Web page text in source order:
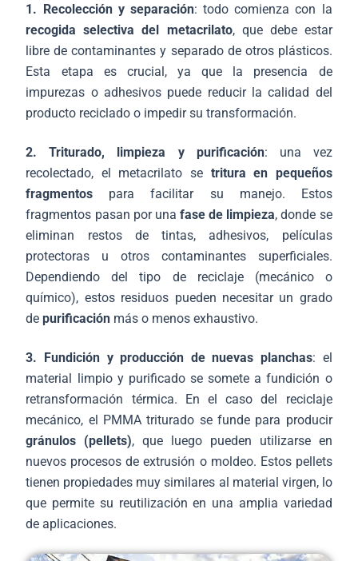
1. Recolección y separación: todo comienza con la
recogida selectiva del metacrilato, que debe estar
libre de contaminantes y separado de otros plásticos.
Esta etapa es crucial, ya que la presencia de
impurezas o adhesivos puede reducir la calidad del
producto reciclado o impedir su transformación.
2. Triturado, limpieza y purificación: una vez
recolectado, el metacrilato se tritura en pequeños
fragmentos para facilitar su manejo. Estos
fragmentos pasan por una fase de limpieza, donde se
eliminan restos de tintas, adhesivos, películas
protectoras u otros contaminantes superficiales.
Dependiendo del tipo de reciclaje (mecánico o
químico), estos residuos pueden necesitar un grado
depurificación más o menos exhaustivo.
3. Fundición y producción de nuevas planchas: el
material limpio y purificado se somete a fundición o
retransformación térmica. En el caso del reciclaje
mecánico, el PMMA triturado se funde para producir
gránulos (pellets), que luego pueden utilizarse en
nuevos procesos de extrusión o moldeo. Estos pellets
tienen propiedades muy similares al material virgen, lo
que permite su reutilización en una amplia variedad
de aplicaciones.